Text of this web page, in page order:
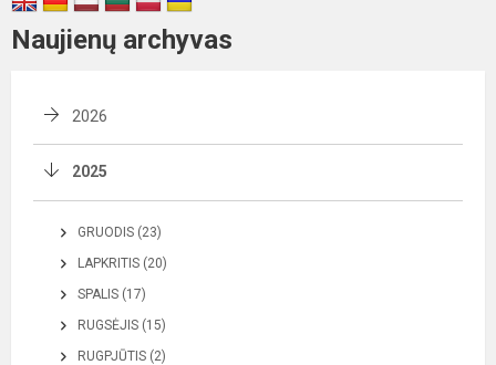
Naujienų archyvas
2026
2025
GRUODIS (23)
LAPKRITIS (20)
SPALIS (17)
RUGSĖJIS (15)
RUGPJŪTIS (2)